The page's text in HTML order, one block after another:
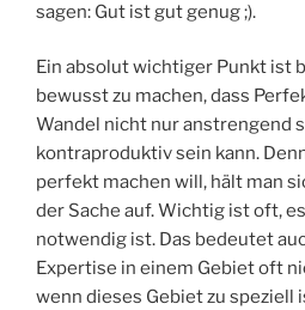
sagen: Gut ist gut genug ;).
Ein absolut wichtiger Punkt ist
bewusst zu machen, dass
Wandel nicht nur anstrengend
kontraproduktiv sein kann.
perfekt machen will, hält man
der Sache auf. Wichtig ist oft,
notwendig ist. Das bedeutet
Expertise in einem Gebiet oft
wenn dieses Gebiet zu speziell